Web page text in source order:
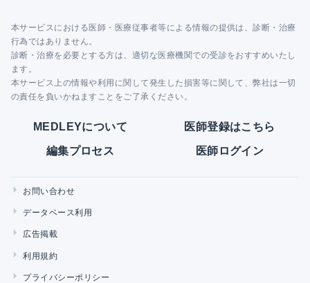
本サービスにおける医師・医療従事者等による情報の提供は、診断・治療
行為ではありません。
診断・治療を必要とする方は、適切な医療機関での受診をおすすめいたし
ます。
本サービス上の情報や利用に関して発生した損害等に関して、弊社は一切
の責任を負いかねますことをご了承ください。
MEDLEYについて 医師登録はこちら
編集プロセス 医師ログイン
お問い合わせ
データベース利用
広告掲載
利用規約
プライバシーポリシー